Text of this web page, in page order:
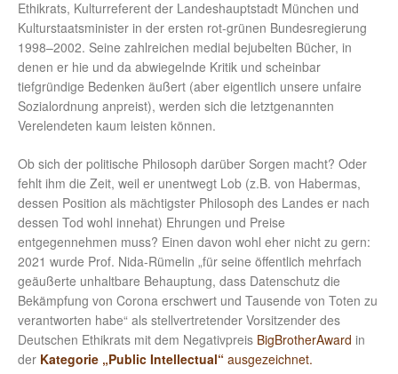
Ethikrats, Kulturreferent der Landeshauptstadt München und
Kulturstaatsminister in der ersten rot-grünen Bundesregierung
1998–2002. Seine zahlreichen medial bejubelten Bücher, in
denen er hie und da abwiegelnde Kritik und scheinbar
tiefgründige Bedenken äußert (aber eigentlich unsere unfaire
Sozialordnung anpreist), werden sich die letztgenannten
Verelendeten kaum leisten können.
Ob sich der politische Philosoph darüber Sorgen macht? Oder
fehlt ihm die Zeit, weil er unentwegt Lob (z.B. von Habermas,
dessen Position als mächtigster Philosoph des Landes er nach
dessen Tod wohl innehat) Ehrungen und Preise
entgegennehmen muss? Einen davon wohl eher nicht zu gern:
2021 wurde Prof. Nida-Rümelin „für seine öffentlich mehrfach
geäußerte unhaltbare Behauptung, dass Datenschutz die
Bekämpfung von Corona erschwert und Tausende von Toten zu
verantworten habe“ als stellvertretender Vorsitzender des
Deutschen Ethikrats mit dem Negativpreis BigBrotherAward in
der Kategorie „Public Intellectual“ ausgezeichnet.